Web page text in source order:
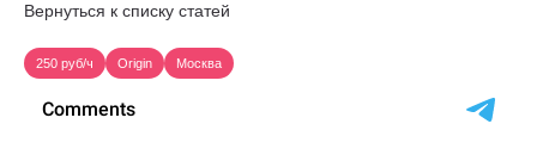
Вернуться к списку статей
250 руб/ч Origin Москва